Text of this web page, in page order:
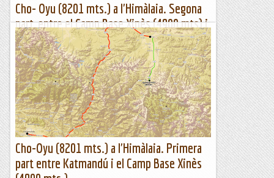
Cho- Oyu (8201 mts.) a l'Himàlaia. Segona
part, entre el Camp Base Xinès (4900 mts) i
el cim (8201 mts.).
Itinerari des del Camp Base Xinès (4900 mts.) al cim (8201
mts.)Després d'un parell de dies al Campament Base Xinès
(4900 mts.) desmuntem tot el campament i després de...
Sortides a Muntanya
Cho-Oyu (8201 mts.) a l'Himàlaia. Primera
part entre Katmandú i el Camp Base Xinès